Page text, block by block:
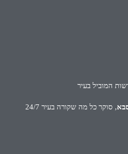
המוביל בעיר
, סוקר כל מה שקורה בעיר 24/7